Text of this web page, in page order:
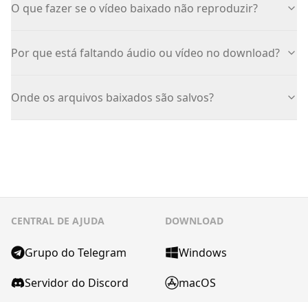
O que fazer se o vídeo baixado não reproduzir?
Por que está faltando áudio ou vídeo no download?
Onde os arquivos baixados são salvos?
CENTRAL DE AJUDA
Grupo do Telegram
Servidor do Discord
DOWNLOAD
Windows
macOS